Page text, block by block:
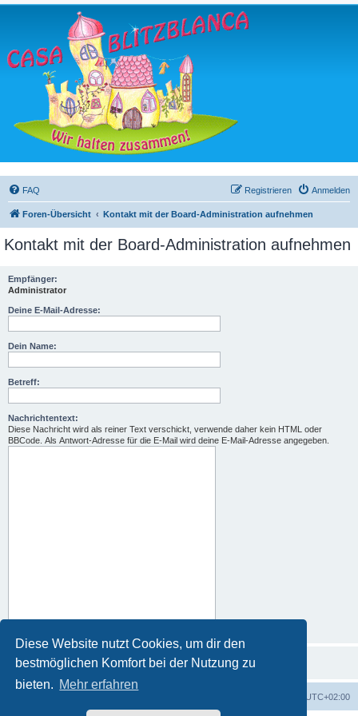
Diese Website nutzt Cookies, um dir den
bestmöglichen Komfort bei der Nutzung zu
bieten. Mehr erfahren
FAQ Anmelden
Registrieren
Foren-Übersicht Kontakt mit der Board-Administration aufnehmen
Kontakt mit der Board-Administration aufnehmen
Empfänger:
Administrator
Deine E-Mail-Adresse:
Dein Name:
Betreff:
Nachrichtentext:
Diese Nachricht wird als reiner Text verschickt, verwende daher kein HTML oder
BBCode. Als Antwort-Adresse für die E-Mail wird deine E-Mail-Adresse angegeben.
UTC+02:00